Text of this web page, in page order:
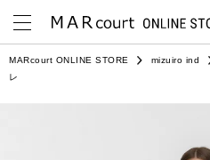
MARcourt ONLINE STORE mizuiro ind
レ